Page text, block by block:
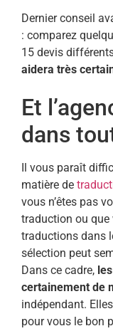
Dernier conseil
: comparez
15 devis
aidera très
Et
dans
Il vous paraît
matière de
vous n’êtes pas
traduction ou que
traductions dans
sélection peut
Dans ce cadre, les
certainement de
indépendant.
pour vous le bon